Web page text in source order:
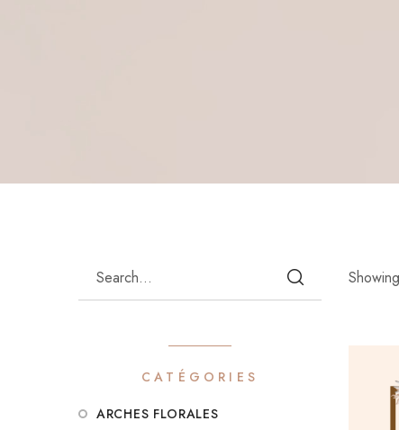
CATÉGORIES
ARCHES FLORALES